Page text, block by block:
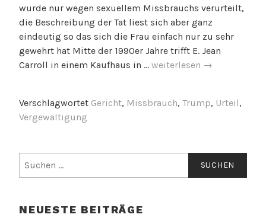
wurde nur wegen sexuellem Missbrauchs verurteilt,
die Beschreibung der Tat liest sich aber ganz
eindeutig so das sich die Frau einfach nur zu sehr
gewehrt hat Mitte der 1990er Jahre trifft E. Jean
Carroll in einem Kaufhaus in … Trump
Missbrauchsverurteilt
weiterlesen →
Verschlagwortet Gericht, Missbrauch, Trump, Urteil,
Vergewaltigung
nach:
NEUESTE BEITRÄGE